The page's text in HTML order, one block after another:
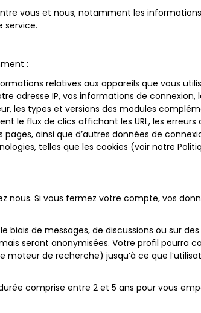
vous et nous, notamment les
service.
:
relatives aux appareils que vous
adresse IP, vos informations de connexion,
les types et versions des modules
le flux de clics affichant les URL, les erreurs
ainsi que d’autres données de
telles que les cookies (voir notre
nous. Si vous fermez votre compte, vos
biais de messages, de discussions ou sur
seront anonymisées. Votre profil pourra
moteur de recherche) jusqu’à ce que
comprise entre 2 et 5 ans pour vous